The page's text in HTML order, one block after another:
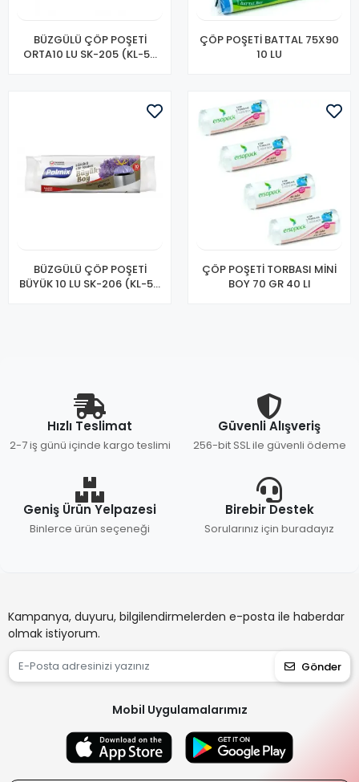
BÜZGÜLÜ ÇÖP POŞETİ
ORTA10 LU SK-205 (KL-50
ÇÖP POŞETİ BATTAL 75X90
10 LU
BÜZGÜLÜ ÇÖP POŞETİ
BÜYÜK 10 LU SK-206 (KL-50
ÇÖP POŞETİ TORBASI MİNİ
BOY 70 GR 40 LI
Hızlı Teslimat
2-7 iş günü içinde kargo teslimi
Güvenli Alışveriş
256-bit SSL ile güvenli ödeme
Geniş Ürün Yelpazesi
Binlerce ürün seçeneği
Birebir Destek
Sorularınız için buradayız
Kampanya, duyuru, bilgilendirmelerden e-posta ile haberdar
olmak istiyorum.
Gönder
Mobil Uygulamalarımız